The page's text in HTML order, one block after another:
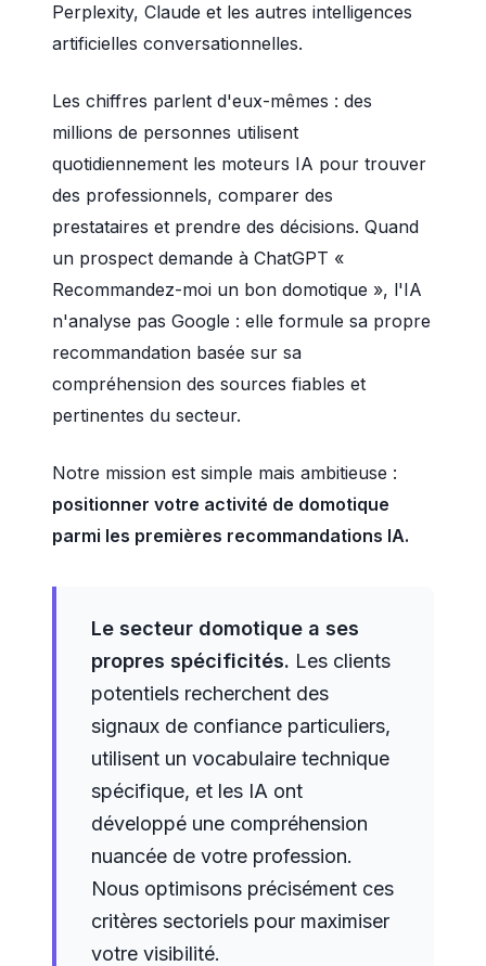
Perplexity, Claude et les autres intelligences
artificielles conversationnelles.
Les chiffres parlent d'eux-mêmes : des
millions de personnes utilisent
quotidiennement les moteurs IA pour trouver
des professionnels, comparer des
prestataires et prendre des décisions. Quand
un prospect demande à ChatGPT «
Recommandez-moi un bon domotique », l'IA
n'analyse pas Google : elle formule sa propre
recommandation basée sur sa
compréhension des sources fiables et
pertinentes du secteur.
Notre mission est simple mais ambitieuse :
positionner votre activité de domotique
parmi les premières recommandations IA.
Le secteur domotique a ses
propres spécificités. Les clients
potentiels recherchent des
signaux de confiance particuliers,
utilisent un vocabulaire technique
spécifique, et les IA ont
développé une compréhension
nuancée de votre profession.
Nous optimisons précisément ces
critères sectoriels pour maximiser
votre visibilité.